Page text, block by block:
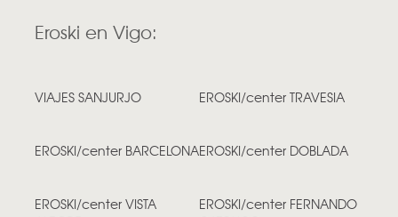
Eroski en Vigo:
VIAJES SANJURJO EROSKI/center TRAVESIA
EROSKI/center BARCELONAEROSKI/center DOBLADA
EROSKI/center VISTA
EROSKI/center FERNANDO